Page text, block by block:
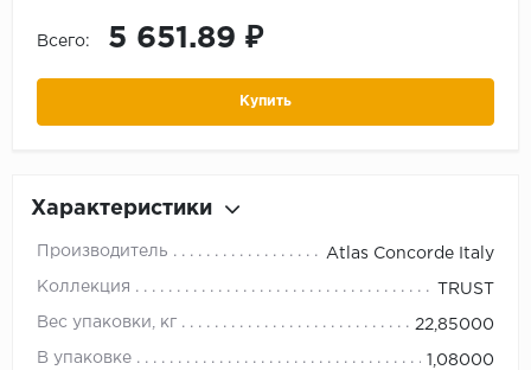
Всего: 5 651.89 ₽
Купить
Характеристики
Производитель Atlas Concorde Italy
Коллекция TRUST
Вес упаковки, кг 22,85000
В упаковке 1,08000